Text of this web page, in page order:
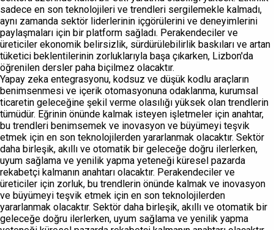
sadece en son teknolojileri ve trendleri sergilemekle kalmadı,
aynı zamanda sektör liderlerinin içgörülerini ve deneyimlerini
paylaşmaları için bir platform sağladı. Perakendeciler ve
üreticiler ekonomik belirsizlik, sürdürülebilirlik baskıları ve artan
tüketici beklentilerinin zorluklarıyla başa çıkarken, Lizbon'da
öğrenilen dersler paha biçilmez olacaktır.
Yapay zeka entegrasyonu, kodsuz ve düşük kodlu araçların
benimsenmesi ve içerik otomasyonuna odaklanma, kurumsal
ticaretin geleceğine şekil verme olasılığı yüksek olan trendlerin
tümüdür. Eğrinin önünde kalmak isteyen işletmeler için anahtar,
bu trendleri benimsemek ve inovasyon ve büyümeyi teşvik
etmek için en son teknolojilerden yararlanmak olacaktır. Sektör
daha birleşik, akıllı ve otomatik bir geleceğe doğru ilerlerken,
uyum sağlama ve yenilik yapma yeteneği küresel pazarda
rekabetçi kalmanın anahtarı olacaktır. Perakendeciler ve
üreticiler için zorluk, bu trendlerin önünde kalmak ve inovasyon
ve büyümeyi teşvik etmek için en son teknolojilerden
yararlanmak olacaktır. Sektör daha birleşik, akıllı ve otomatik bir
geleceğe doğru ilerlerken, uyum sağlama ve yenilik yapma